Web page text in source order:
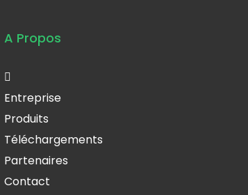
A Propos
Entreprise
Produits
Téléchargements
Partenaires
Contact